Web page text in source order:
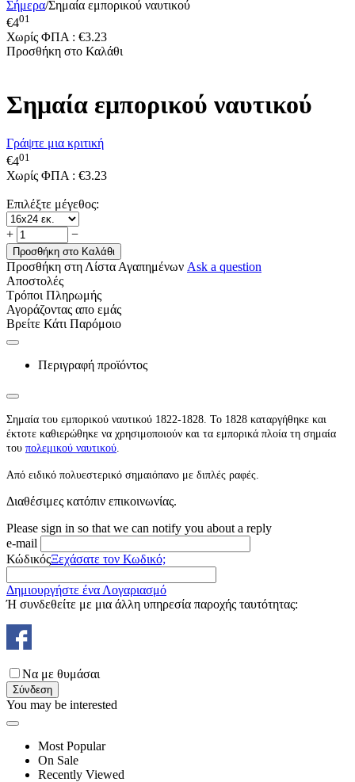
Σήμερα/Σημαία εμπορικού ναυτικού
€401
Χωρίς ΦΠΑ : €3.23
Προσθήκη στο Καλάθι
Σημαία εμπορικού ναυτικού
Γράψτε μια κριτική
€401
Χωρίς ΦΠΑ : €3.23
Επιλέξτε μέγεθος:
+ −
Προσθήκη στο Καλάθι
Προσθήκη στη Λίστα Αγαπημένων Ask a question
Αποστολές
Τρόποι Πληρωμής
Αγοράζοντας απο εμάς
Βρείτε Κάτι Παρόμοιο
Περιγραφή προϊόντος
Σημαία του εμπορικού ναυτικού 1822-1828. Το 1828 καταργήθηκε και
έκτοτε καθιερώθηκε να χρησιμοποιούν και τα εμπορικά πλοία τη σημαία
του πολεμικού ναυτικού
Από ειδικό πολυεστερικό σημαιόπανο με διπλές ραφές.
Διαθέσιμες κατόπιν επικοινωνίας.
Please sign in so that we can notify you about a reply
e-mail
ΚώδικόςΞεχάσατε τον Κωδικό;
Δημιουργήστε ένα Λογαριασμό
Ή συνδεθείτε με μια άλλη υπηρεσία παροχής ταυτότητας:
Να με θυμάσαι
Σύνδεση
You may be interested
Most Popular
On Sale
Recently Viewed